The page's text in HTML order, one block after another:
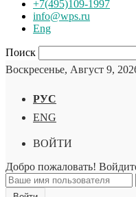
+7(495)109-1997
info@wps.ru
Eng
Поиск
Воскресенье, Август 9,
РУС
ENG
ВОЙТИ
Добро пожаловать!